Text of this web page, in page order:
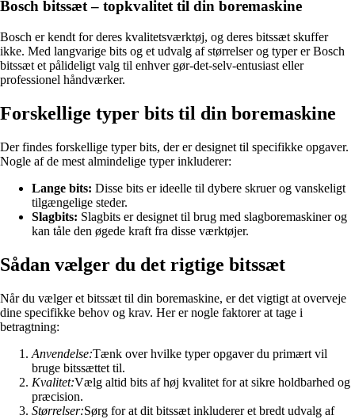
Bosch bitssæt – topkvalitet til din boremaskine
Bosch er kendt for deres kvalitetsværktøj, og deres bitssæt skuffer
ikke. Med langvarige bits og et udvalg af størrelser og typer er Bosch
bitssæt et pålideligt valg til enhver gør-det-selv-entusiast eller
professionel håndværker.
Forskellige typer bits til din boremaskine
Der findes forskellige typer bits, der er designet til specifikke opgaver.
Nogle af de mest almindelige typer inkluderer:
Lange bits: Disse bits er ideelle til dybere skruer og vanskeligt
tilgængelige steder.
Slagbits: Slagbits er designet til brug med slagboremaskiner og
kan tåle den øgede kraft fra disse værktøjer.
Sådan vælger du det rigtige bitssæt
Når du vælger et bitssæt til din boremaskine, er det vigtigt at overveje
dine specifikke behov og krav. Her er nogle faktorer at tage i
betragtning:
Anvendelse:Tænk over hvilke typer opgaver du primært vil
bruge bitssættet til.
Kvalitet:Vælg altid bits af høj kvalitet for at sikre holdbarhed og
præcision.
Størrelser:Sørg for at dit bitssæt inkluderer et bredt udvalg af